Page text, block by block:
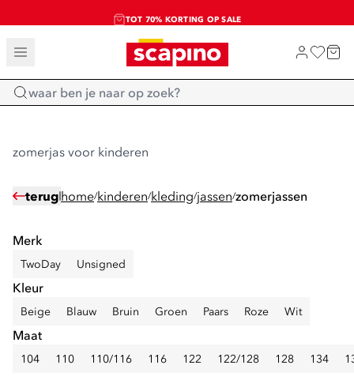
TOT 70% KORTING OP SALE
SHOP NIEUW
Home
zomerjas voor kinderen
terug home/kinderen/kleding/jassen/zomerjassen
Merk
TwoDay Unsigned
Kleur
Beige Blauw Bruin Groen Paars Roze Wit
Maat
104 110 110/116 116 122 122/128 128 134